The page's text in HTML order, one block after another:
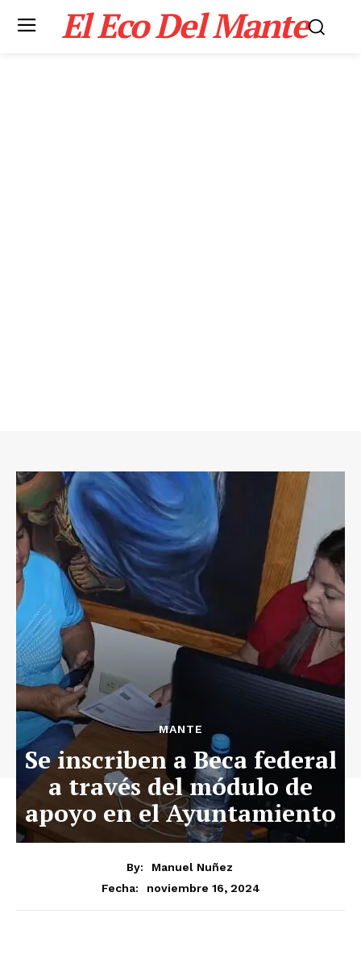
El Eco Del Mante
MANTE
Se inscriben a Beca federal
a través del módulo de
apoyo en el Ayuntamiento
By:
Manuel Nuñez
Fecha:
noviembre 16, 2024